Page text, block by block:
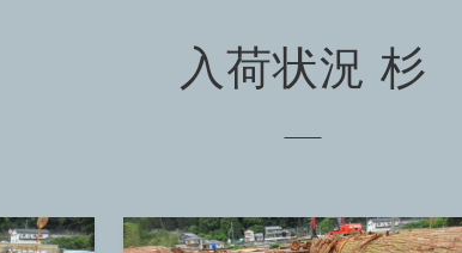
入荷状況 杉